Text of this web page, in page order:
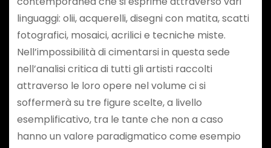
linguaggi: olii, acquerelli, disegni con matita, scatti
fotografici, mosaici, acrilici e tecniche miste.
Nell’impossibilità di cimentarsi in questa sede
nell’analisi critica di tutti gli artisti raccolti
attraverso le loro opere nel volume ci si
soffermerà su tre figure scelte, a livello
esemplificativo, tra le tante che non a caso
hanno un valore paradigmatico come esempio